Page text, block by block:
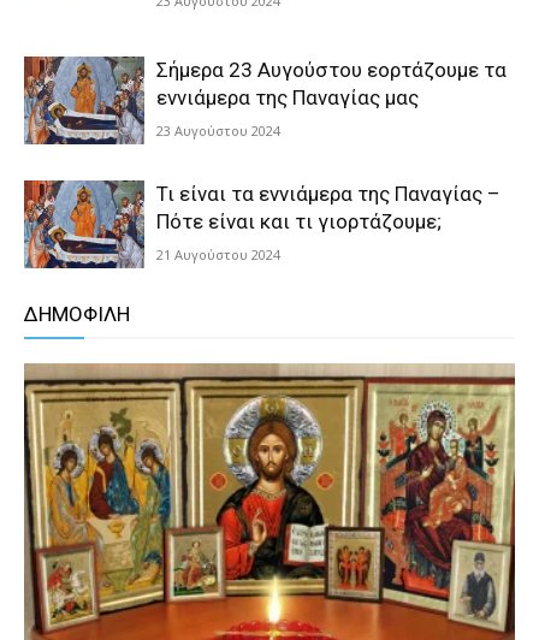
Σήμερα 23 Αυγούστου εορτάζουμε τα
εννιάμερα της Παναγίας μας
23 Αυγούστου 2024
Τι είναι τα εννιάμερα της Παναγίας –
Πότε είναι και τι γιορτάζουμε;
21 Αυγούστου 2024
ΔΗΜΟΦΙΛΗ